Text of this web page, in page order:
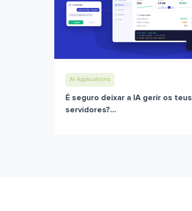
AI Applications
É seguro deixar a IA gerir os teus
servidores?...